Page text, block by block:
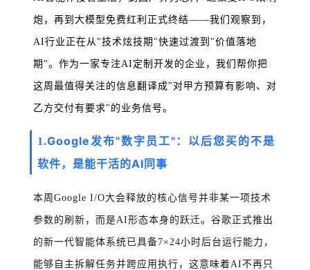
炮，再到大模型免费红利正式终结——我们观察到，
AI行业正在从"技术炫技期"快速过渡到"价值落地
期"。 作为一家专注AI定制开发的企业，我们帮你把
这周最值得关注的信息翻译成"对甲方预算有影响、对
乙方交付有要求" 的业务信号。
1.Google发布"数字员工"：以后您买的不是
软件，是能干活的AI同事
本周Google I/O大会释放的核心信号并非某一项技术
参数的刷新，而是AI形态本身的跃迁。谷歌正式推出
的新一代智能体系统已具备7×24小时后台运行能力，
能够自主拆解任务并跨应用执行，这意味着AI不再只